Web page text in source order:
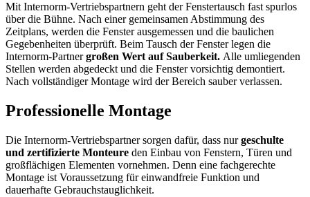
Mit Internorm-Vertriebspartnern geht der Fenstertausch fast spurlos
über die Bühne. Nach einer gemeinsamen Abstimmung des
Zeitplans, werden die Fenster ausgemessen und die baulichen
Gegebenheiten überprüft. Beim Tausch der Fenster legen die
Internorm-Partnergroßen Wert auf Sauberkeit. Alle umliegenden
Stellen werden abgedeckt und die Fenster vorsichtig demontiert.
Nach vollständiger Montage wird der Bereich sauber verlassen.
Professionelle Montage
Die Internorm-Vertriebspartner sorgen dafür, dass nurgeschulte
und zertifizierte Monteure den Einbau von Fenstern, Türen und
großflächigen Elementen vornehmen. Denn eine fachgerechte
Montage ist Voraussetzung für einwandfreie Funktion und
dauerhafte Gebrauchstauglichkeit.